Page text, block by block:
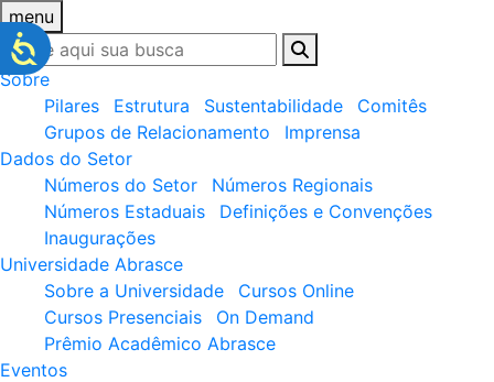
menu
Sobre
Pilares
Estrutura Sustentabilidade
Comitês
Grupos de Relacionamento
Imprensa
Dados do Setor
Números do Setor
Números Regionais
Números Estaduais
Definições e Convenções
Inaugurações
Universidade Abrasce
Sobre a Universidade
Cursos Online
Cursos Presenciais
On Demand
Prêmio Acadêmico Abrasce
Eventos